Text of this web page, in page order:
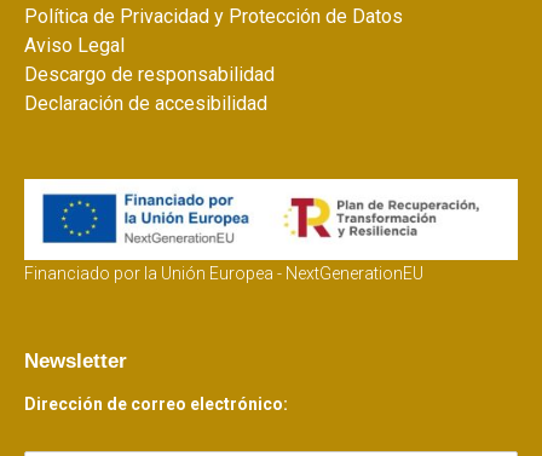
Política de Privacidad y Protección de Datos
Aviso Legal
Descargo de responsabilidad
Declaración de accesibilidad
Financiado por la Unión Europea - NextGenerationEU
Newsletter
Dirección de correo electrónico: